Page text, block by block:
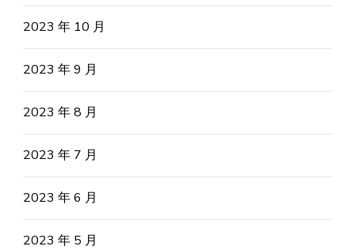
2023 年 10 月
2023 年 9 月
2023 年 8 月
2023 年 7 月
2023 年 6 月
2023 年 5 月